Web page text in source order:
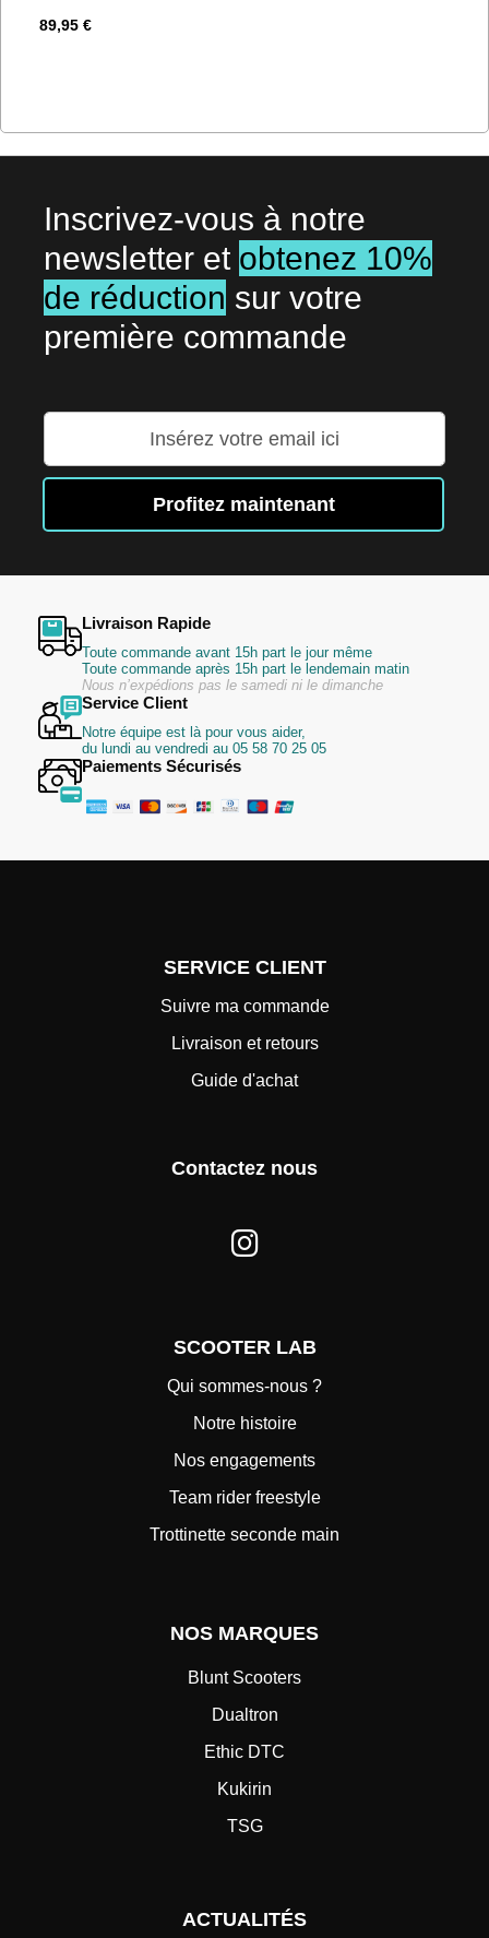
89,95 €
Inscrivez-vous à notre
newsletter et obtenez 10%
de réduction sur votre
première commande
notre
d’information
Profitez maintenant
Livraison Rapide
Toute commande avant 15h part le jour même
Toute commande après 15h part le lendemain matin
Nous n’expédions pas le samedi ni le dimanche
Service Client
Notre équipe est là pour vous aider,
du lundi au vendredi au 05 58 70 25 05
Paiements Sécurisés
SERVICE CLIENT
Suivre ma commande
Livraison et retours
Guide d'achat
Contactez nous
SCOOTER LAB
Qui sommes-nous ?
Notre histoire
Nos engagements
Team rider freestyle
Trottinette seconde main
NOS MARQUES
Blunt Scooters
Dualtron
Ethic DTC
Kukirin
TSG
ACTUALITÉS